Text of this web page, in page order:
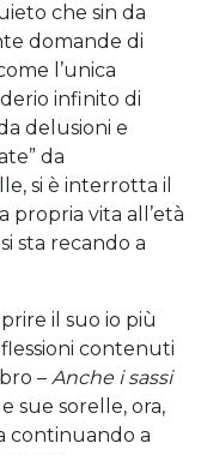
che sin da
domande di
l’unica
infinito di
delusioni e
da
si è interrotta il
propria vita all’età
sta recando a
il suo io più
contenuti
– Anche i sassi
sue sorelle, ora,
continuando a